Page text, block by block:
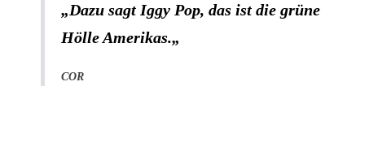
„Dazu sagt Iggy Pop, das ist die grüne
Hölle Amerikas.„
COR